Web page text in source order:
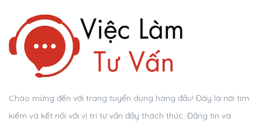
Chào mừng đến với trang tuyển dụng hàng đầu! Đây là nơi tìm
kiếm và kết nối với vị trí tư vấn đầy thách thức. Đăng tin và